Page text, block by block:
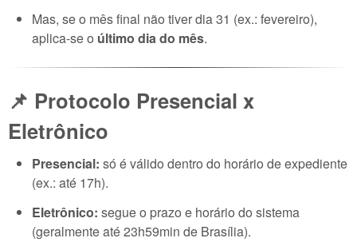
Mas, se o mês final não tiver dia 31 (ex.: fevereiro),
aplica-se o último dia do mês.
📌 Protocolo Presencial x
Eletrônico
Presencial: só é válido dentro do horário de expediente
(ex.: até 17h).
Eletrônico: segue o prazo e horário do sistema
(geralmente até 23h59min de Brasília).